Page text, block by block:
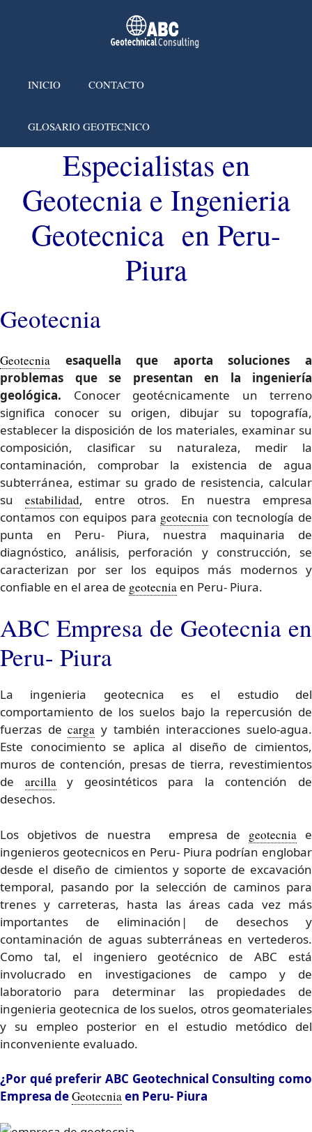
INICIO CONTACTO
GLOSARIO GEOTECNICO
Especialistas en
Geotecnia e Ingenieria
Geotecnica en Peru-
Piura
Geotecnia
Geotecnia esaquella que aporta soluciones a
problemas que se presentan en la ingeniería
geológica. Conocer geotécnicamente un terreno
significa conocer su origen, dibujar su topografía,
establecer la disposición de los materiales, examinar su
composición, clasificar su naturaleza, medir la
contaminación, comprobar la existencia de agua
subterránea, estimar su grado de resistencia, calcular
su estabilidad, entre otros. En nuestra empresa
contamos con equipos para geotecnia con tecnología de
punta en Peru- Piura, nuestra maquinaria de
diagnóstico, análisis, perforación y construcción, se
caracterizan por ser los equipos más modernos y
confiable en el area de geotecnia en Peru- Piura.
ABC Empresa de Geotecnia en
Peru- Piura
La ingenieria geotecnica es el estudio del
comportamiento de los suelos bajo la repercusión de
fuerzas decarga y también interacciones suelo-agua.
Este conocimiento se aplica al diseño de cimientos,
muros de contención, presas de tierra, revestimientos
de arcillay geosintéticos para la contención de
desechos.
Los objetivos de nuestra empresa de geotecnia e
ingenieros geotecnicos en Peru- Piura podrían englobar
desde el diseño de cimientos y soporte de excavación
temporal, pasando por la selección de caminos para
trenes y carreteras, hasta las áreas cada vez más
importantes de eliminación| de desechos y
contaminación de aguas subterráneas en vertederos.
Como tal, el ingeniero geotécnico de ABC está
involucrado en investigaciones de campo y de
laboratorio para determinar las propiedades de
ingenieria geotecnica de los suelos, otros geomateriales
y su empleo posterior en el estudio metódico del
inconveniente evaluado.
¿Por qué preferir ABC Geotechnical Consulting como
Empresa deGeotecniaen Peru- Piura